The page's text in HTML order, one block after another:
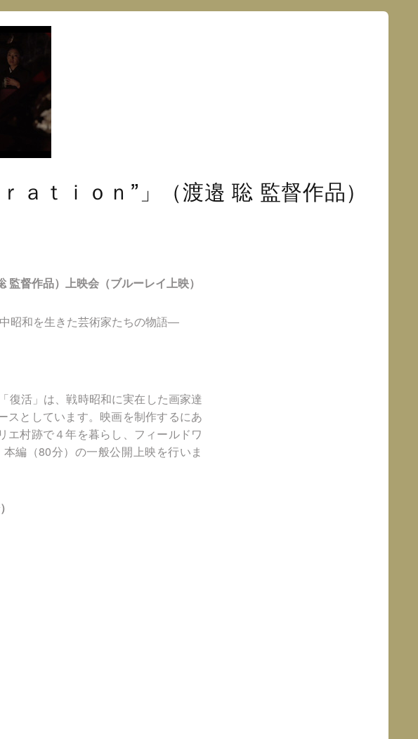
ｔｉｏｎ”」（渡邉 聡 監督作品）
監督作品） 上映会 （ブルーレイ上映）
昭和を生きた芸術家たちの物語―
復活」は、戦時昭和に実在した画家達
スとしています。映画を制作するにあ
エ村跡で４年を暮らし、フィールドワ
編（80分）の一般公開上映を行いま